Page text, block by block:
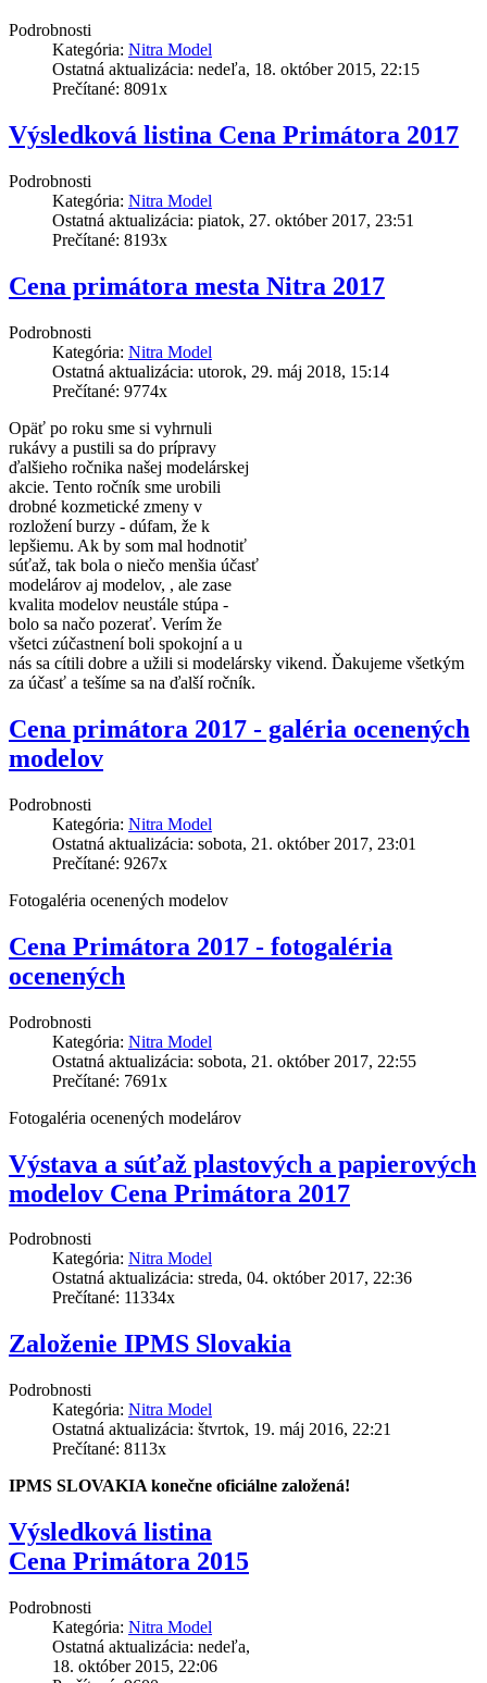
Podrobnosti
Kategória: Nitra Model
Ostatná aktualizácia: nedeľa, 18. október 2015, 22:15
Prečítané: 8091x
Výsledková listina Cena Primátora 2017
Podrobnosti
Kategória: Nitra Model
Ostatná aktualizácia: piatok, 27. október 2017, 23:51
Prečítané: 8193x
Cena primátora mesta Nitra 2017
Podrobnosti
Kategória: Nitra Model
Ostatná aktualizácia: utorok, 29. máj 2018, 15:14
Prečítané: 9774x
Opäť po roku sme si vyhrnuli
rukávy a pustili sa do prípravy
ďalšieho ročnika našej modelárskej
akcie. Tento ročník sme urobili
drobné kozmetické zmeny v
rozložení burzy - dúfam, že k
lepšiemu. Ak by som mal hodnotiť
súťaž, tak bola o niečo menšia účasť
modelárov aj modelov, , ale zase
kvalita modelov neustále stúpa -
bolo sa načo pozerať. Verím že
všetci zúčastnení boli spokojní a u
nás sa cítili dobre a užili si modelársky vikend. Ďakujeme všetkým
za účasť a tešíme sa na ďalší ročník.
Cena primátora 2017 - galéria ocenených
modelov
Podrobnosti
Kategória: Nitra Model
Ostatná aktualizácia: sobota, 21. október 2017, 23:01
Prečítané: 9267x
Fotogaléria ocenených modelov
Cena Primátora 2017 - fotogaléria
ocenených
Podrobnosti
Kategória: Nitra Model
Ostatná aktualizácia: sobota, 21. október 2017, 22:55
Prečítané: 7691x
Fotogaléria ocenených modelárov
Výstava a súťaž plastových a papierových
modelov Cena Primátora 2017
Podrobnosti
Kategória: Nitra Model
Ostatná aktualizácia: streda, 04. október 2017, 22:36
Prečítané: 11334x
Založenie IPMS Slovakia
Podrobnosti
Kategória: Nitra Model
Ostatná aktualizácia: štvrtok, 19. máj 2016, 22:21
Prečítané: 8113x
IPMS SLOVAKIA konečne oficiálne založená!
Výsledková listina
Cena Primátora 2015
Podrobnosti
Kategória: Nitra Model
Ostatná aktualizácia: nedeľa,
18. október 2015, 22:06